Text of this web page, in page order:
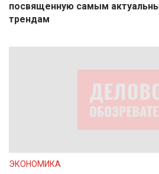
посвященную самым
трендам
ЭКОНОМИКА